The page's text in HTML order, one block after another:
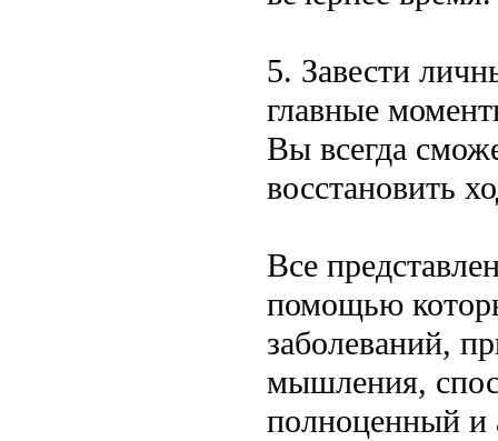
5. Завести
главные
Вы всегда
восстановить
Все
помощью
заболеваний,
мышления,
полноценный и